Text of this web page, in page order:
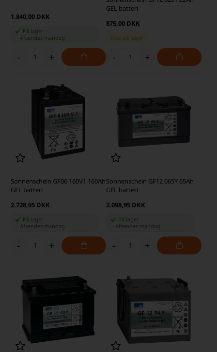
1.840,00 DKK
På lager
Afsendes mandag
- +
GEL batteri
875,00 DKK
Ikke på lager
- +
Sonnenschein GF06 160V1 160Ah
GEL batteri
2.728,95 DKK
På lager
Afsendes mandag
- +
Sonnenschein GF12 065Y 65Ah
GEL batteri
2.098,95 DKK
På lager
Afsendes mandag
- +